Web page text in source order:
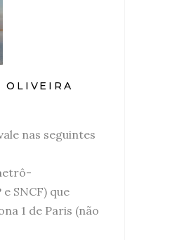
OLIVEIRA
nas seguintes
e SNCF) que
1 de Paris (não